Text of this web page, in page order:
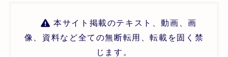
本サイト掲載のテキスト、動画、画
像、資料など全ての無断転用、転載を固く禁
じます。